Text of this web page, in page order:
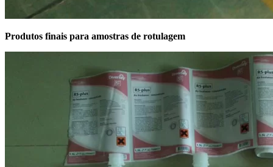
Produtos finais para amostras de rotulagem